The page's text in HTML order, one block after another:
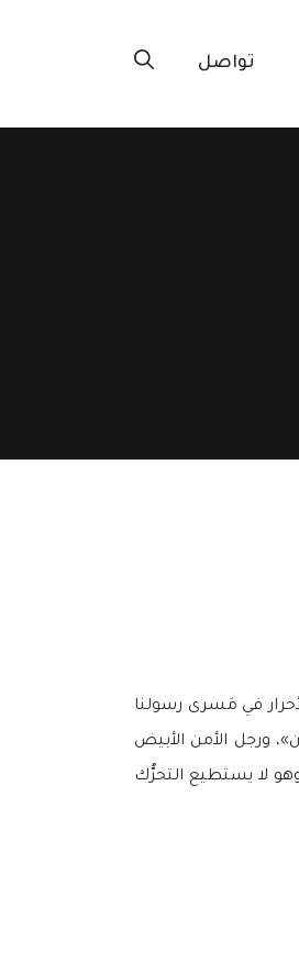
تواصل
في مَسرى رسولنا
ورجل الأمن الأبيض
لا يستطيع التحرُّك